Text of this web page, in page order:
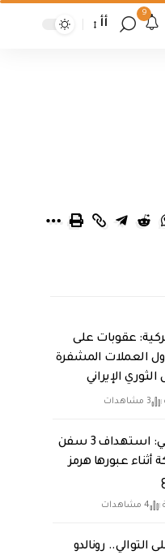
9
أأ
عقوبات على
العملات المشفرة
الإيراني
3 مشاهدات
بترول أبوظبي: استهداف 3 سفن
أثناء عبورها هرمز
4 مشاهدات
الـ32 على التوالي.. رونالدو